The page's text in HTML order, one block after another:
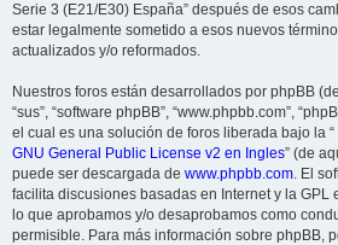
Serie 3 (E21/E30) España” después de esos
estar legalmente sometido a esos nuevos
actualizados y/o reformados.
Nuestros foros están desarrollados por phpBB
“sus”, “software phpBB”, “www.phpbb.com”,
el cual es una solución de foros liberada bajo la “
GNU General Public License v2 en Ingles” (de
puede ser descargada de www.phpbb.com. El
facilita discusiones basadas en Internet y la GPL
lo que aprobamos y/o desaprobamos como
permisible. Para más información sobre phpBB,